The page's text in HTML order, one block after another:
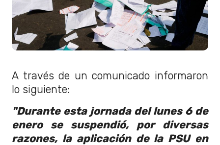
A través de un comunicado informaron
lo siguiente:
"Durante esta jornada del lunes 6 de
enero se suspendió, por diversas
razones, la aplicación de la PSU en